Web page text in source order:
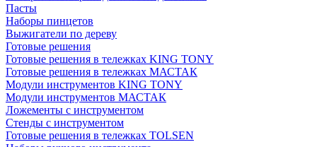
Пасты
Наборы пинцетов
Выжигатели по дереву
Готовые решения
Готовые решения в тележках KING TONY
Готовые решения в тележках МАСТАК
Модули инструментов KING TONY
Модули инструментов МАСТАК
Ложементы с инструментом
Стенды с инструментом
Готовые решения в тележках TOLSEN